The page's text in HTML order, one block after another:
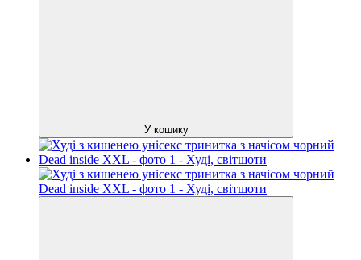
У кошику